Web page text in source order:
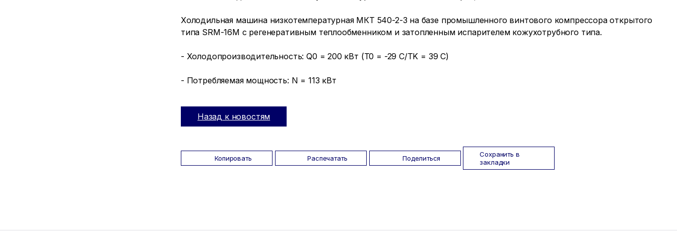
Холодильная машина низкотемпературная МКТ 540-2-3 на базе промышленного винтового компрессора открытого
типа SRM-16М с регенеративным теплообменником и затопленным испарителем кожухотрубного типа.
- Холодопроизводительность: Q0 = 200 кВт (T0 = -29 C/TK = 39 C)
- Потребляемая мощность: N = 113 кВт
Назад к новостям
Копировать Распечатать Поделиться
Сохранить в
закладки